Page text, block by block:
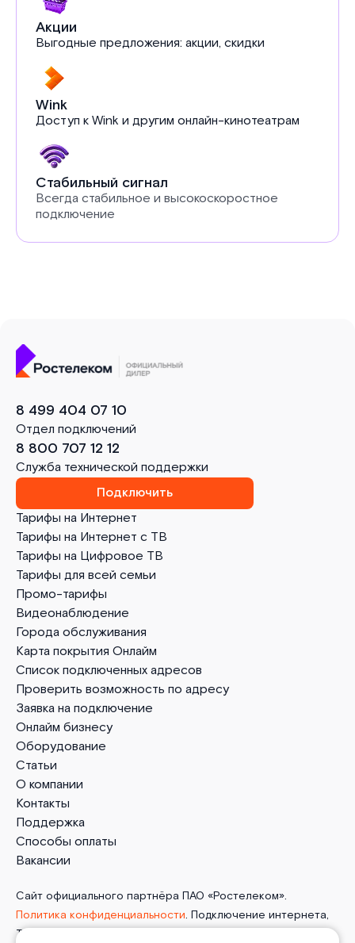
Акции
Выгодные предложения: акции, скидки
Wink
Доступ к Wink и другим онлайн-кинотеатрам
Стабильный сигнал
Всегда стабильное и высокоскоростное
подключение
Тарифы на Интернет
Тарифы на Интернет с ТВ
Тарифы на Цифровое ТВ
Тарифы для всей семьи
Промо-тарифы
Видеонаблюдение
Города обслуживания
Карта покрытия Онлайм
Список подключенных адресов
Проверить возможность по адресу
Заявка на подключение
Онлайм бизнесу
Оборудование
Статьи
О компании
Контакты
Поддержка
Способы оплаты
Вакансии
8 499 404 07 10
Отдел подключений
8 800 707 12 12
Служба технической поддержки
Подключить
Сайт официального партнёра ПАО «Ростелеком».
Политика конфиденциальности. Подключение интернета,
ТВ, мобильной связи и телефонии от Онлайм в Балашихе.